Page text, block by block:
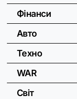
Фінанси
Авто
Техно
WAR
Світ